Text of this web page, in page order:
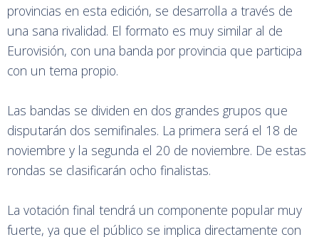
provincias en esta edición, se desarrolla a través de
una sana rivalidad. El formato es muy similar al de
Eurovisión, con una banda por provincia que participa
con un tema propio.
Las bandas se dividen en dos grandes grupos que
disputarán dos semifinales. La primera será el 18 de
noviembre y la segunda el 20 de noviembre. De estas
rondas se clasificarán ocho finalistas.
La votación final tendrá un componente popular muy
fuerte, ya que el público se implica directamente con